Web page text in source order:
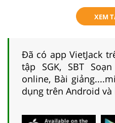
XEM
Đã có app VietJack
tập SGK, SBT
online, Bài
dụng trên Android và